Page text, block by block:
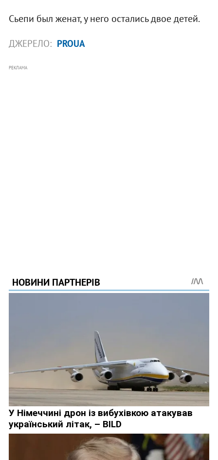
Сьепи был женат, у него остались двое детей.
ДЖЕРЕЛО: PROUA
РЕКЛАМА